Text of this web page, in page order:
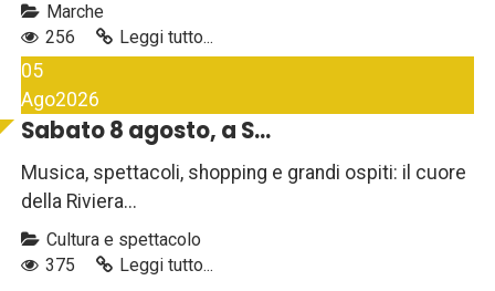
Marche
256
Leggi tutto...
05
Ago2026
Sabato 8 agosto, a S...
Musica, spettacoli, shopping e grandi ospiti: il cuore
della Riviera...
Cultura e spettacolo
375
Leggi tutto...